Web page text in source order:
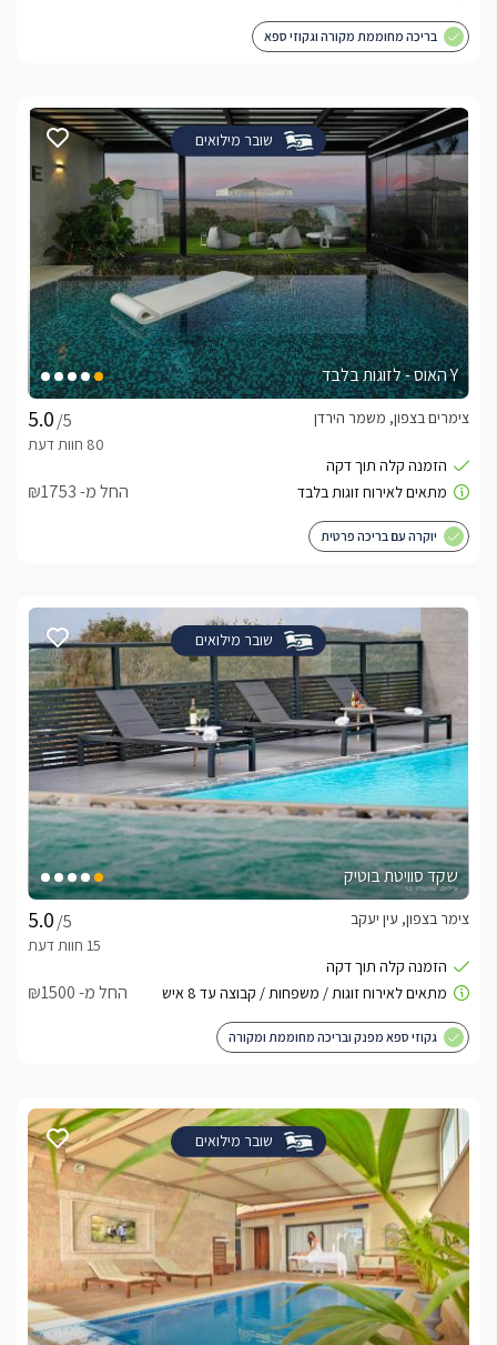
בריכה מחוממת מקורה וגקוזי ספא
שובר מילואים
Y האוס - לזוגות בלבד
/5
צימרים בצפון, משמר הירדן
החל מ- ₪1753
יוקרה עם בריכה פרטית
שובר מילואים
שקד סוויטת בוטיק
/5
צימר בצפון, עין יעקב
החל מ- ₪1500
גקוזי ספא מפנק ובריכה מחוממת ומקורה
שובר מילואים